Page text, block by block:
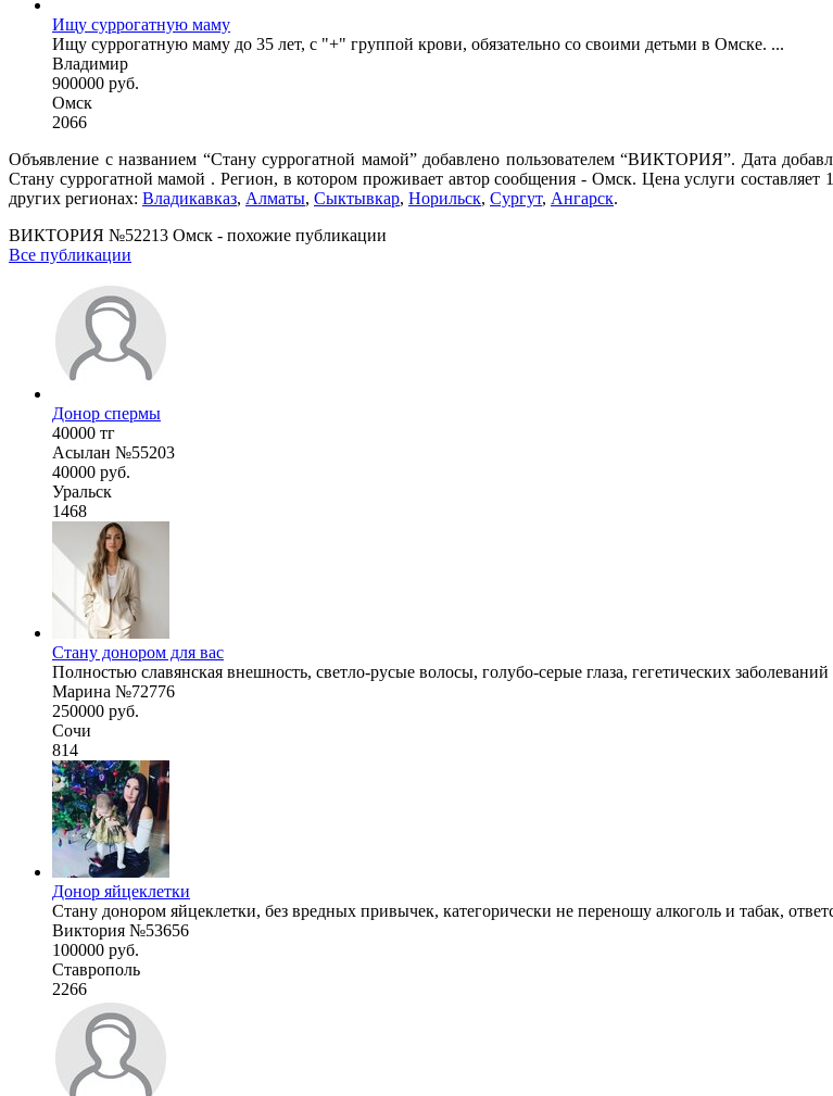
Ищу суррогатную маму
Ищу суррогатную маму до 35 лет, с "+" группой крови, обязательно со своими детьми в Омске. ...
Владимир
900000 руб.
Омск
2066
Объявление с названием “Стану суррогатной мамой” добавлено пользователем “ВИКТОРИЯ”. Дата
Cтану суррогатной мамой . Регион, в котором проживает автор сообщения - Омск. Цена услуги
других регионах: Владикавказ, Алматы, Сыктывкар, Норильск, Сургут, Ангарск.
ВИКТОРИЯ №52213 Омск - похожие публикации
Все публикации
Донор спермы
40000 тг
Асылан №55203
40000 руб.
Уральск
1468
Стану донором для вас
Полностью славянская внешность, светло-русые волосы, голубо-серые глаза, гегетических заболеваний
Марина №72776
250000 руб.
Сочи
814
Донор яйцеклетки
Стану донором яйцеклетки, без вредных привычек, категорически не переношу алкоголь и табак,
Виктория №53656
100000 руб.
Ставрополь
2266